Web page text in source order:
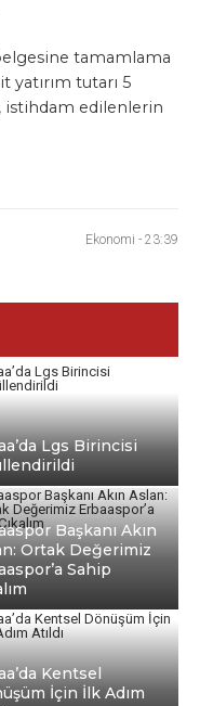
tamamlama
tutarı 5
istihdam edilenlerin
Ekonomi - 23:39
Lgs Birincisi
Başkanı Akın
Ortak Değerimiz
Sahip
Kentsel
İçin İlk Adım